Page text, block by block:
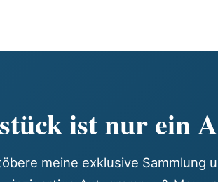
ist nur ein
meine exklusive Sammlung